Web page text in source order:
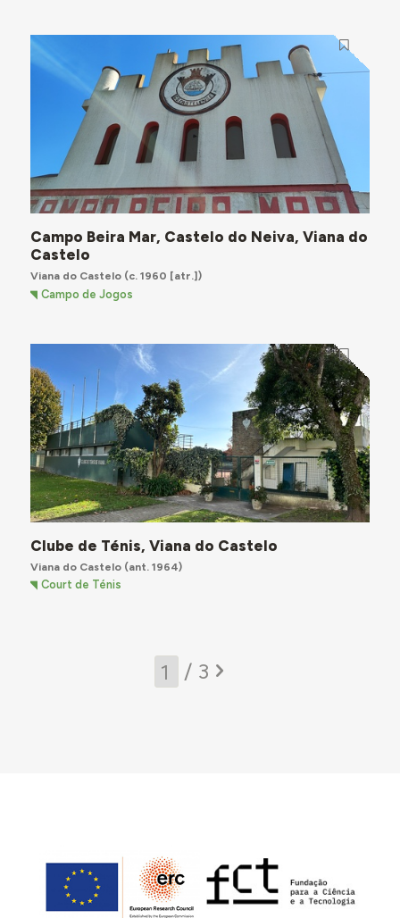
Campo Beira Mar, Castelo do Neiva, Viana do
Castelo
Viana do Castelo(c. 1960 [atr.])
Campo de Jogos
Clube de Ténis, Viana do Castelo
Viana do Castelo(ant. 1964)
Court de Ténis
/ 3